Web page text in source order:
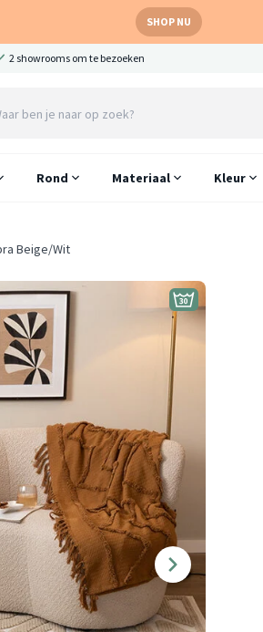
SHOP NU
2 showrooms om te bezoeken
Rond Materiaal Kleur
Beige/Wit